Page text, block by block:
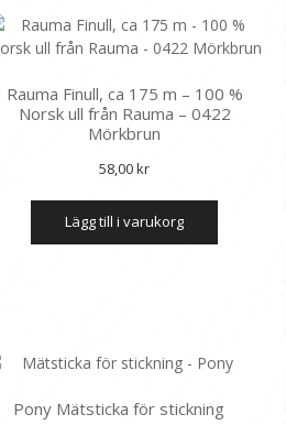
Rauma Finull, ca 175 m – 100 %
Norsk ull från Rauma – 0422
Mörkbrun
58,00kr
lägg till i varukorg
Pony Mätsticka för stickning